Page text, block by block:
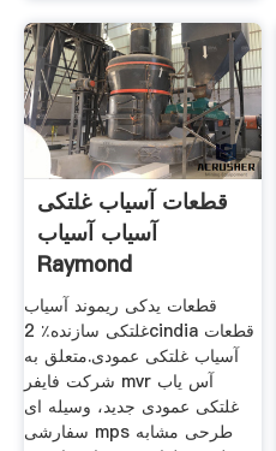
قطعات آسیاب غلتکی
آسیاب آسیاب
Raymond
قطعات یدکی ریموند آسیاب
غلتکی سازنده٪ 2cindia قطعات
آسیاب غلتکی عمودی.متعلق به
شرکت فایفر mvr آس یاب
غلتکی عمودی جدید، وسیله ای
سفارشی mps طرحی مشابه